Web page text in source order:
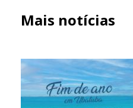
Mais notícias